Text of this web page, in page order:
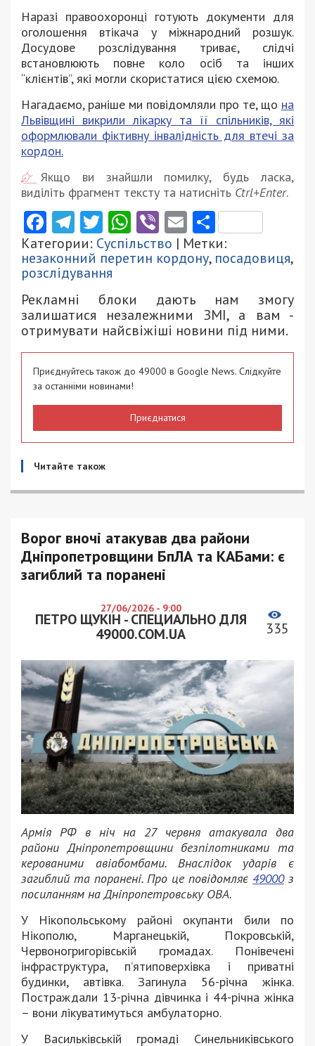
Наразі правоохоронці готують документи для
оголошення втікача у міжнародний розшук.
Досудове розслідування триває, слідчі
встановлюють повне коло осіб та інших
“клієнтів”, які могли скористатися цією схемою.
Нагадаємо, раніше ми повідомляли про те, що на
Львівщині викрили лікарку та її спільників, які
оформлювали фіктивну інвалідність для втечі за
кордон.
Якщо ви знайшли помилку, будь ласка,
виділіть фрагмент тексту та натисніть Ctrl+Enter.
Facebook
Telegram
Twitter
WhatsApp
ViberEmail
Категории: Суспільство | Метки:
незаконний перетин кордону, посадовиця,
розслідування
Рекламні блоки дають нам змогу
залишатися незалежними ЗМІ, а вам -
отримувати найсвіжіші новини під ними.
Приєднуйтесь також до 49000 в Google News. Слідкуйте
за останніми новинами!
Приєднатися
Читайте також
Ворог вночі атакував два райони
Дніпропетровщини БпЛА та КАБами: є
загиблий та поранені
27/06/2026 - 9:00
ПЕТРО ЩУКІН - СПЕЦИАЛЬНО ДЛЯ
49000.COM.UA
335
Армія РФ в ніч на 27 червня атакувала два
райони Дніпропетровщини безпілотниками та
керованими авіабомбами. Внаслідок ударів є
загиблий та поранені. Про це повідомляє 49000з
посиланням на Дніпропетровську ОВА.
У Нікопольському районі окупанти били по
Нікополю, Марганецькій, Покровській,
Червоногригорівській громадах. Понівечені
інфраструктура, п’ятиповерхівка і приватні
будинки, автівка. Загинула 56-річна жінка.
Постраждали 13-річна дівчинка і 44-річна жінка
– вони лікуватимуться амбулаторно.
У Васильківській громаді Синельниківського